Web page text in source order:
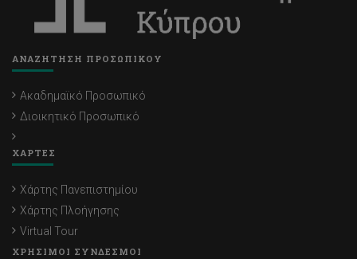
ΑΝΑΖΗΤΗΣΗ ΠΡΟΣΩΠΙΚΟΥ
Ακαδημαϊκό Προσωπικό
Διοικητικό Προσωπικό
ΧΑΡΤΕΣ
Χάρτης Πανεπιστημίου
Χάρτης Πλοήγησης
Virtual Tour
ΧΡΗΣΙΜΟΙ ΣΥΝΔΕΣΜΟΙ